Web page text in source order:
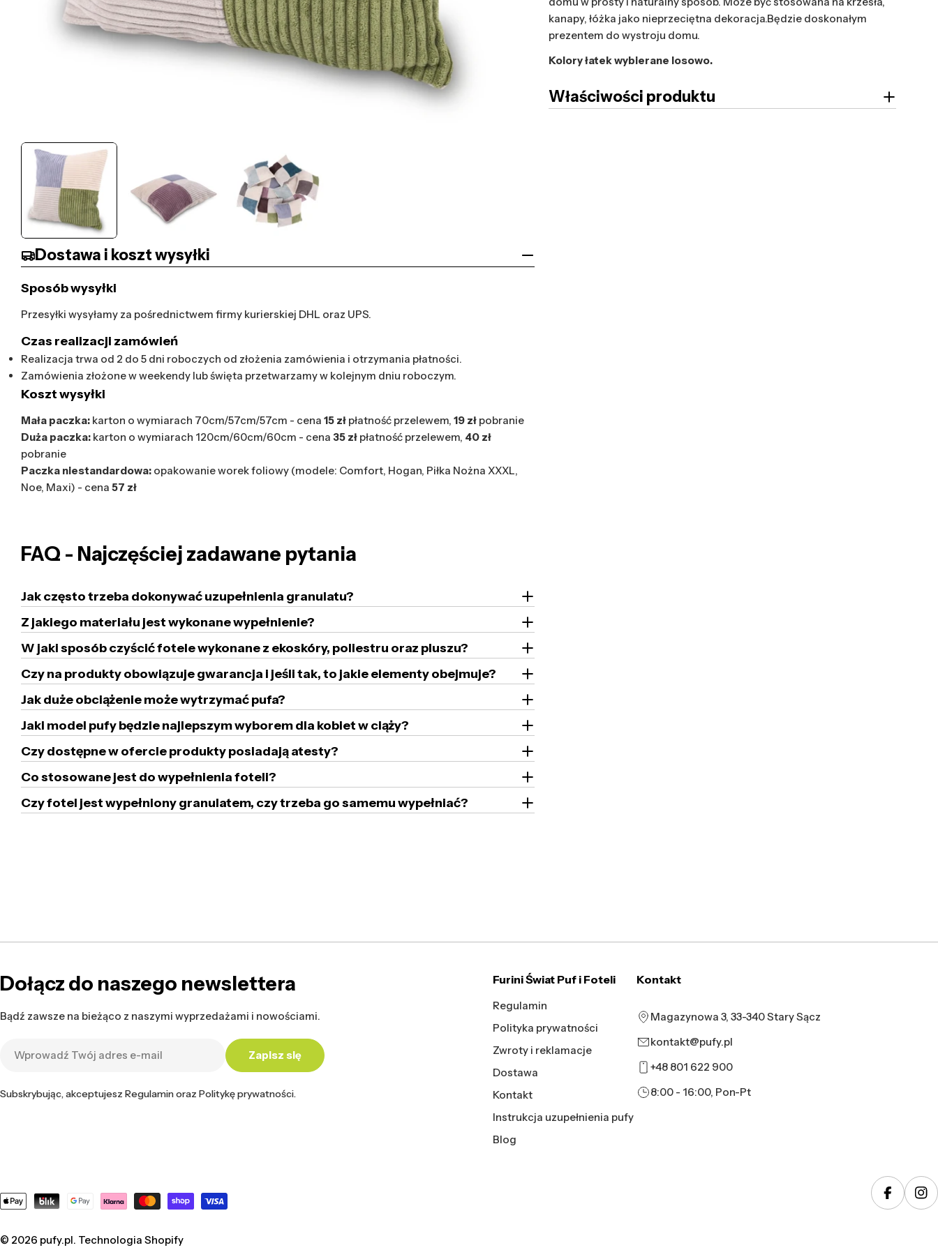
Dostawa i koszt wysyłki
Sposób wysyłki
Przesyłki wysyłamy za pośrednictwem firmy kurierskiej DHL oraz UPS.
Czas realizacji zamówień
Realizacja trwa od 2 do 5 dni roboczych od złożenia zamówienia i otrzymania płatności.
Zamówienia złożone w weekendy lub święta przetwarzamy w kolejnym dniu roboczym.
Koszt wysyłki
Mała paczka: karton o wymiarach 70cm/57cm/57cm - cena 15 zł płatność przelewem, 19 zł pobranie
Duża paczka: karton o wymiarach 120cm/60cm/60cm - cena 35 zł płatność przelewem, 40 zł
pobranie
Paczka niestandardowa: opakowanie worek foliowy (modele: Comfort, Hogan, Piłka Nożna XXXL,
Noe, Maxi) - cena 57 zł
FAQ - Najczęściej zadawane pytania
Jak często trzeba dokonywać uzupełnienia granulatu?
Z jakiego materiału jest wykonane wypełnienie?
W jaki sposób czyścić fotele wykonane z ekoskóry, poliestru oraz pluszu?
Czy na produkty obowiązuje gwarancja i jeśli tak, to jakie elementy obejmuje?
Jak duże obciążenie może wytrzymać pufa?
Jaki model pufy będzie najlepszym wyborem dla kobiet w ciąży?
Czy dostępne w ofercie produkty posiadają atesty?
Co stosowane jest do wypełnienia foteli?
Czy fotel jest wypełniony granulatem, czy trzeba go samemu wypełniać?
kanapy, łóżka jako nieprzeciętna dekoracja.Będzie doskonałym
prezentem do wystroju domu.
Kolory łatek wybierane losowo.
Właściwości produktu
Dołącz do naszego newslettera
Bądź zawsze na bieżąco z naszymi wyprzedażami i nowościami.
Zapisz się
Subskrybując, akceptujesz Regulamin oraz Politykę prywatności.
Furini Świat Puf i Foteli
Regulamin
Polityka prywatności
Zwroty i reklamacje
Dostawa
Kontakt
Instrukcja uzupełnienia pufy
Blog
Kontakt
Magazynowa 3, 33-340 Stary Sącz
kontakt@pufy.pl
+48 801 622 900
8:00 - 16:00, Pon-Pt
Metody
© 2026 pufy.pl. Technologia Shopify